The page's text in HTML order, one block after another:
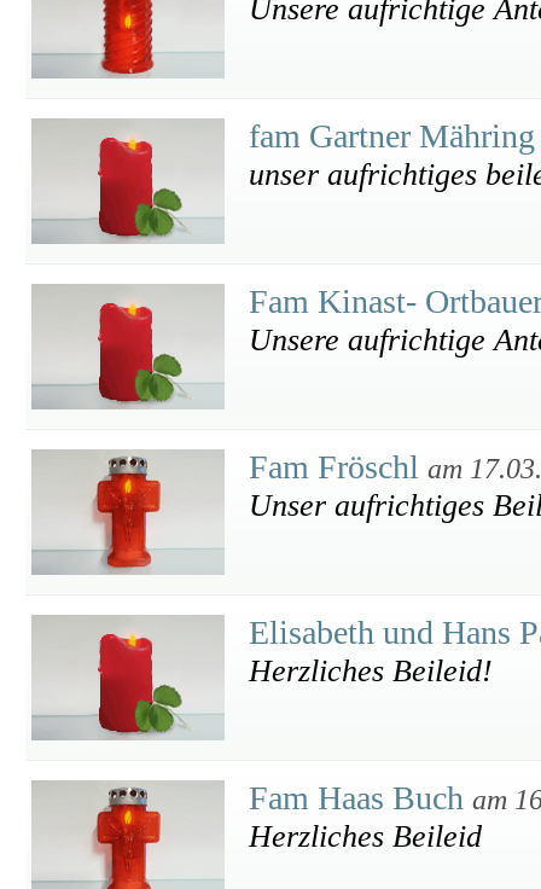
Unsere aufrichtige
fam Gartner
unser aufrichtiges
Fam Kinast-
Unsere aufrichtige
Fam Fröschl am
Unser aufrichtiges
Elisabeth und Hans
Herzliches Beileid!
Fam Haas Buch am
Herzliches Beileid